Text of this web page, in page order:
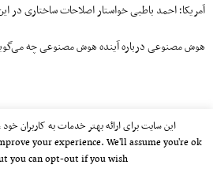
آمریکا؛ احمد باطبی خواستار اصلاحات ساختاری در
هوش مصنوعی درباره آینده هوش مصنوعی چه
این سایت برای ارائه بهتر خدمات به کاربران
your experience. We'll assume you're ok
you can opt-out if you wish.